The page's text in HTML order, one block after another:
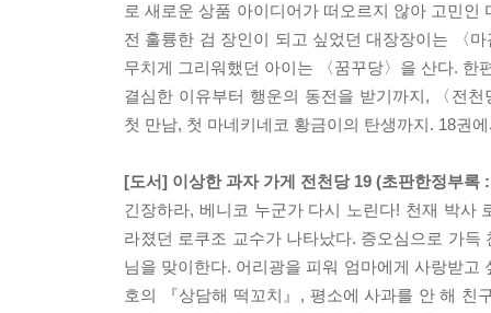
로 새로운 상품 아이디어가 떠오르지 않아 고민
전 훌륭한 검 장인이 되고 싶었던 대장장이는 〈
무치게 그리워했던 아이는 〈꿈꾸당〉을 산다.
결심한 이유부터 행운의 동전을 받기까지, 〈전
첫 만남, 첫 마네키네코 황금이의 탄생까지. 18권
[도서] 이상한 과자 가게 전천당 19 (초판한정부록
긴장하라, 베니코 누군가 다시 노린다! 천재 박사
라졌던 로쿠조 교수가 나타났다. 증오심으로 가
님을 맞이한다. 어리광을 피워 엄마에게 사랑받
호의 『상담해 떡꼬치』, 평소에 사과를 안 해 친